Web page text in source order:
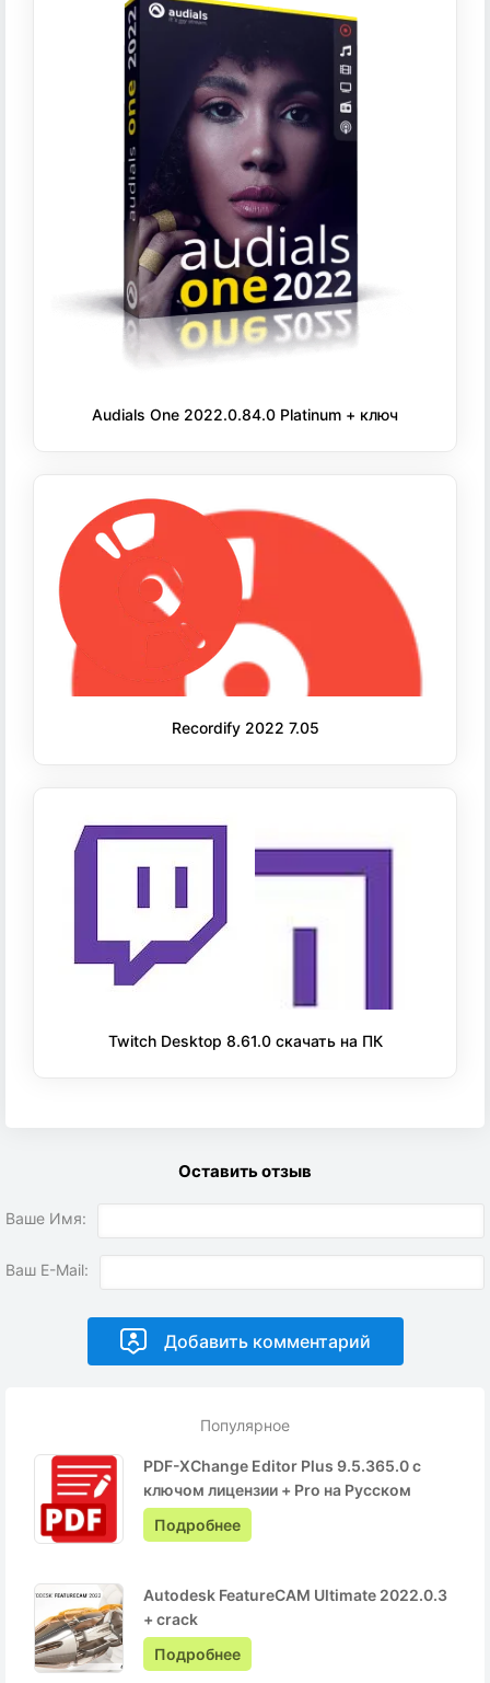
Популярное
PDF-XChange Editor Plus 9.5.365.0 с
ключом лицензии + Pro на Русском
Подробнее
Autodesk FeatureCAM Ultimate 2022.0.3
+ crack
Подробнее
Audials One 2022.0.84.0 Platinum + ключ
Recordify 2022 7.05
Twitch Desktop 8.61.0 скачать на ПК
Оставить отзыв
Ваше Имя:
Ваш E-Mail: